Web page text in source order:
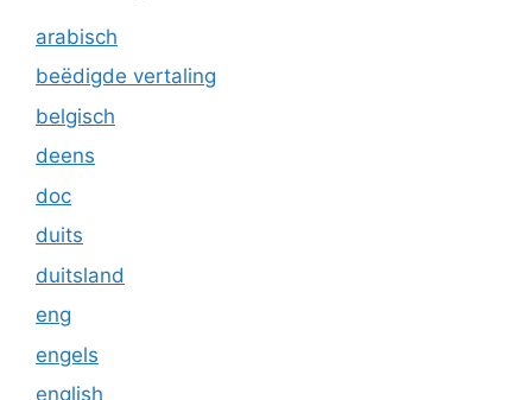
arabisch
beëdigde vertaling
belgisch
deens
doc
duits
duitsland
eng
engels
english